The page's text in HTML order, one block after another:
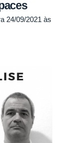
24/09/2021 às